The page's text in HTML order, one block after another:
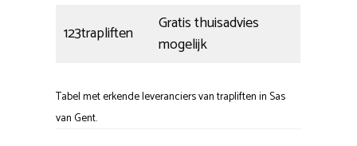
123trapliften
Gratis thuisadvies
mogelijk
Tabel met erkende leveranciers van trapliften in Sas
van Gent.